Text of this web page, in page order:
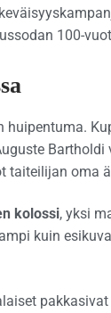
100-
taiteilijan oma
kolossi, yksi
kuin